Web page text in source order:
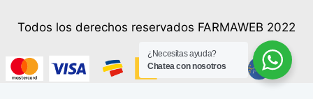
Todos los derechos reservados FARMAWEB 2022
¿Necesitas ayuda?
Chatea con nosotros